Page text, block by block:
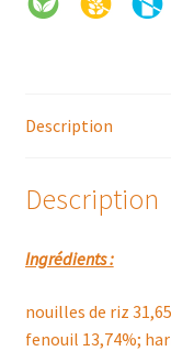
Description
Description
Ingrédients :
nouilles de riz
fenouil 13,74%;